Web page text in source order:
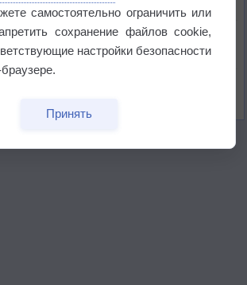
климата повлияло на ареал обитания
в Екатеринбурге 6 августа
самостоятельно ограничить или
сохранение файлов cookie,
настройки безопасности
Принять